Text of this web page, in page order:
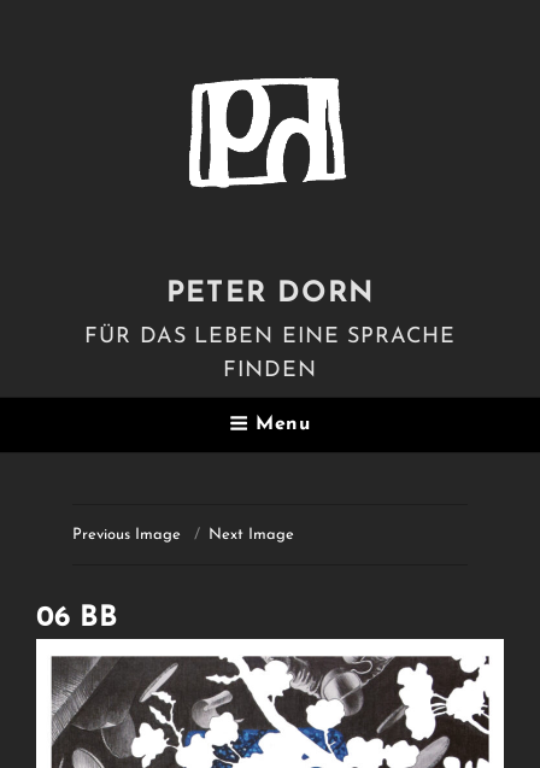
PETER DORN
FÜR DAS LEBEN EINE SPRACHE
FINDEN
Menu
Previous Image Next Image
06 BB